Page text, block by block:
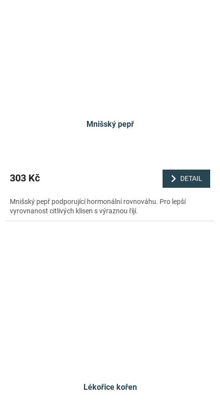
Mnišský pepř
303 Kč DETAIL
Mnišský pepř podporující hormonální rovnováhu. Pro lepší
vyrovnanost citlivých klisen s výraznou říjí.
Lékořice kořen